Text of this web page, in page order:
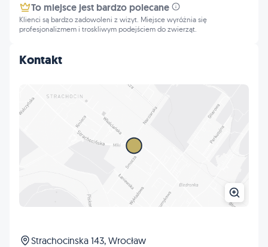
Kontakt
Strachocinska 143, Wrocław
To miejsce jest bardzo polecane
Klienci są bardzo zadowoleni z wizyt. Miejsce wyróżnia się
profesjonalizmem i troskliwym podejściem do zwierząt.